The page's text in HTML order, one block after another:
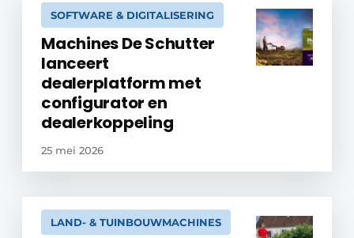
SOFTWARE & DIGITALISERING
Machines De Schutter
lanceert
dealerplatform met
configurator en
dealerkoppeling
25 mei 2026
LAND- & TUINBOUWMACHINES